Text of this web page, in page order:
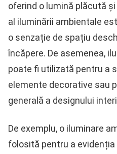
oferind o lumină plăcută
al iluminării ambientale
o senzație de spațiu
încăpere. De asemenea,
poate fi utilizată pentru a
elemente decorative sau
generală a designului
De exemplu, o iluminare
folosită pentru a